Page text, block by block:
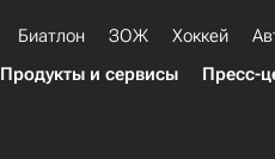
Биатлон ЗОЖ Хоккей
Продукты и сервисы Пресс-